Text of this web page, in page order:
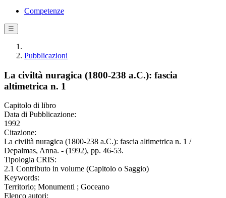
Competenze
☰
Pubblicazioni
La civiltà nuragica (1800-238 a.C.): fascia
altimetrica n. 1
Capitolo di libro
Data di Pubblicazione:
1992
Citazione:
La civiltà nuragica (1800-238 a.C.): fascia altimetrica n. 1 /
Depalmas, Anna. - (1992), pp. 46-53.
Tipologia CRIS:
2.1 Contributo in volume (Capitolo o Saggio)
Keywords:
Territorio; Monumenti ; Goceano
Elenco autori: